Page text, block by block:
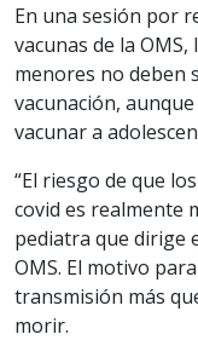
En una sesión por
vacunas de la
menores no deben
vacunación,
vacunar a
“El riesgo de que
covid es realmente
pediatra que dirige
OMS. El motivo
transmisión más
morir.